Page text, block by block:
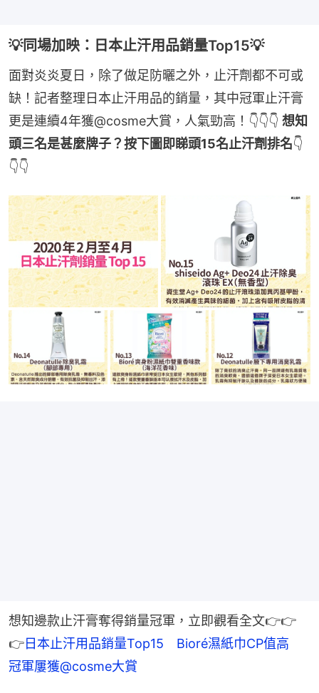
💡同場加映：日本止汗用品銷量Top15💡
面對炎炎夏日，除了做足防曬之外，止汗劑都不可或
缺！記者整理日本止汗用品的銷量，其中冠軍止汗膏
更是連續4年獲@cosme大賞，人氣勁高！👇👇👇 想知
頭三名是甚麼牌子？按下圖即睇頭15名止汗劑排名👇
👇👇
想知邊款止汗膏奪得銷量冠軍，立即觀看全文👉👉
👉日本止汗用品銷量Top15　Bioré濕紙巾CP值高
冠軍屢獲@cosme大賞